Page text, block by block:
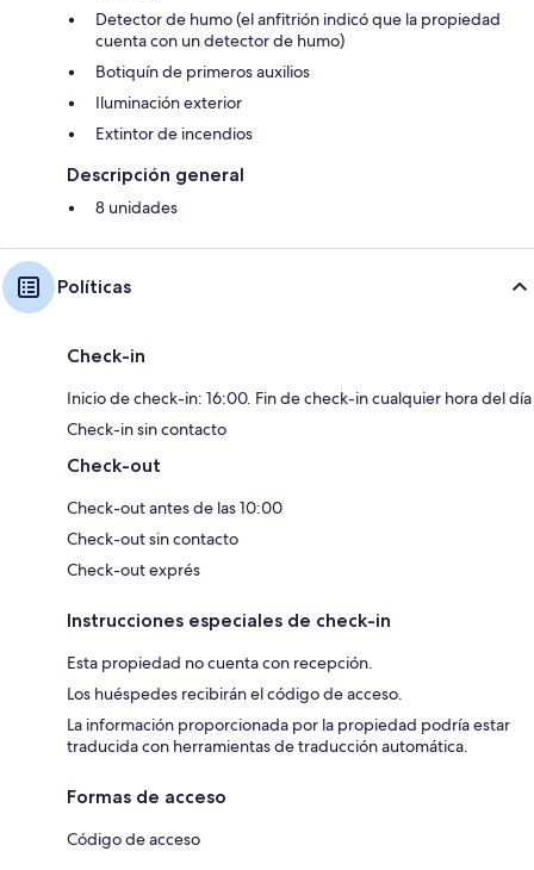
Detector de humo (el anfitrión indicó que la propiedad
cuenta con un detector de humo)
Botiquín de primeros auxilios
Iluminación exterior
Extintor de incendios
Descripción general
8 unidades
Políticas
Check-in
Inicio de check-in: 16:00. Fin de check-in cualquier hora del día
Check-in sin contacto
Check-out
Check-out antes de las 10:00
Check-out sin contacto
Check-out exprés
Instrucciones especiales de check-in
Esta propiedad no cuenta con recepción.
Los huéspedes recibirán el código de acceso.
La información proporcionada por la propiedad podría estar
traducida con herramientas de traducción automática.
Formas de acceso
Código de acceso